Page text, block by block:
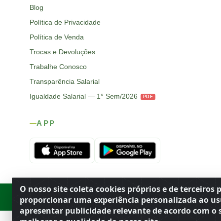
O nosso site coleta cookies próprios e de terceiros
proporcionar uma experiência personalizada ao
apresentar publicidade relevante de acordo com o
Blog
Política de Privacidade
Política de Venda
Trocas e Devoluções
Trabalhe Conosco
Transparência Salarial
Igualdade Salarial — 1° Sem/2026
PDF
APP
Rod. SP-215, s/n, km 98 — Área Rural Porto Ferreira/ ·